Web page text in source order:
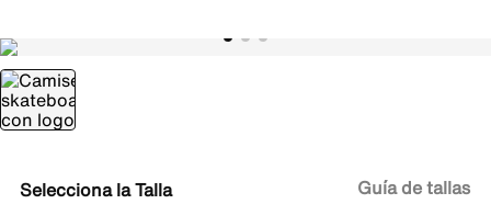
Talla Guía de tallas